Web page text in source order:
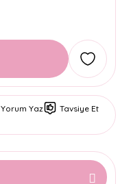
Yorum Yaz
Tavsiye Et